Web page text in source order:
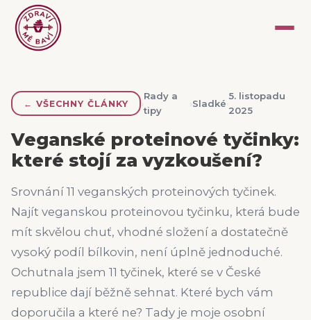
← VŠECHNY ČLÁNKY ›
Rady a
tipy
›Sladké
5. listopadu
2025
Veganské proteinové tyčinky:
které stojí za vyzkoušení?
Srovnání 11 veganských proteinových tyčinek.
Najít veganskou proteinovou tyčinku, která bude
mít skvělou chuť, vhodné složení a dostatečně
vysoký podíl bílkovin, není úplně jednoduché.
Ochutnala jsem 11 tyčinek, které se v České
republice dají běžně sehnat. Které bych vám
doporučila a které ne? Tady je moje osobní